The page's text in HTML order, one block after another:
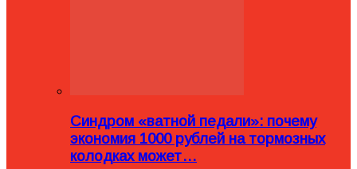
Синдром «ватной педали»: почему
экономия 1000 рублей на тормозных
колодках может…